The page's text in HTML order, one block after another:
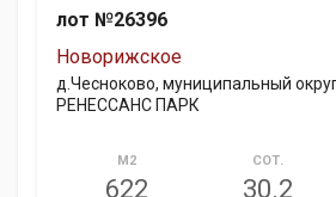
лот №26396
Новорижское
д.Чесноково, муниципальный
РЕНЕССАНС ПАРК
М2
622
СОТ.
30.2